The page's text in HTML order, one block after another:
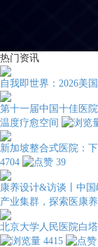
热门资讯
自我即世界：2026美
第十一届中国十佳医
温度疗愈空间
新加坡整合式医院：
4704
39
康养设计&访谈丨中
产业集群，探索医康
北京大学人民医院白
4415